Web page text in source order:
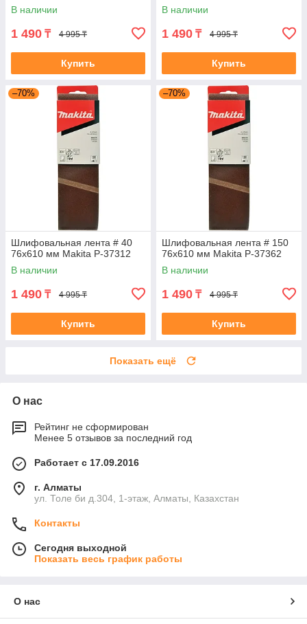
В наличии
1 490 ₸ 4 995 ₸
Купить
В наличии
1 490 ₸ 4 995 ₸
Купить
–70%
Шлифовальная лента # 40
76x610 мм Makita P-37312
В наличии
1 490 ₸ 4 995 ₸
Купить
–70%
Шлифовальная лента # 150
76x610 мм Makita P-37362
В наличии
1 490 ₸ 4 995 ₸
Купить
Показать ещё
О нас
Рейтинг не сформирован
Менее 5 отзывов за последний год
Работает с 17.09.2016
г. Алматы
ул. Толе би д.304, 1-этаж, Алматы, Казахстан
Контакты
Сегодня выходной
Показать весь график работы
О нас